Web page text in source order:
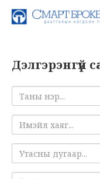
Дэлгэрэнгүй